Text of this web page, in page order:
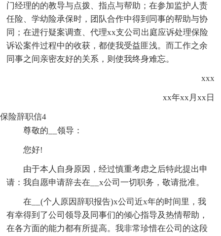
门经理的的教导与点拨、指点与帮助；在参加监护人责
任险、学幼险承保时，团队合作中得到同事的帮助与协
同；在进行疑案调查、代理xx支公司出庭应诉处理保险
诉讼案件过程中的收获，都使我受益匪浅。而工作之余
同事之间亲密友好的关系，则使我终身难忘。
xxx
xx年xx月xx日
保险辞职信4
尊敬的__领导：
您好!
由于本人自身原因，经过慎重考虑之后特此提出申
请：我自愿申请辞去在__x公司一切职务，敬请批准。
在__(个人原因辞职报告)x公司近x年的时间里，我
有幸得到了公司领导及同事们的倾心指导及热情帮助，
在各方面的能力都有所提高。我非常珍惜在公司的这段